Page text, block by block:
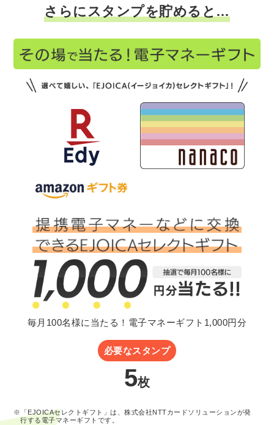
さらにスタンプを貯めると…
毎月100名様に当たる！電子マネーギフト1,000円分
必要なスタンプ
5枚
※「EJOICAセレクトギフト」は、株式会社NTTカードソリューションが発
行する電子マネーギフトです。